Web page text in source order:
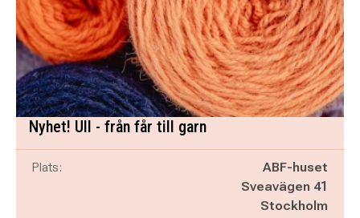
Nyhet! Ull - från får till garn
Plats:
ABF-huset
Sveavägen 41
Stockholm